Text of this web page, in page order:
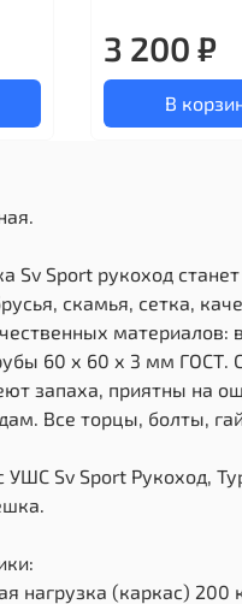
3 200 ₽
В
Sv Sport рукоход
скамья, сетка,
материалов:
60 х 60 х 3 мм ГОСТ.
запаха, приятны на
Все торцы, болты,
Sv Sport Рукоход,
нагрузка (каркас) 200